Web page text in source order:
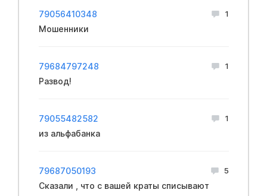
79056410348 1
Мошенники
79684797248 1
Развод!
79055482582 1
из альфабанка
79687050193 5
Сказали , что с вашей краты списывают